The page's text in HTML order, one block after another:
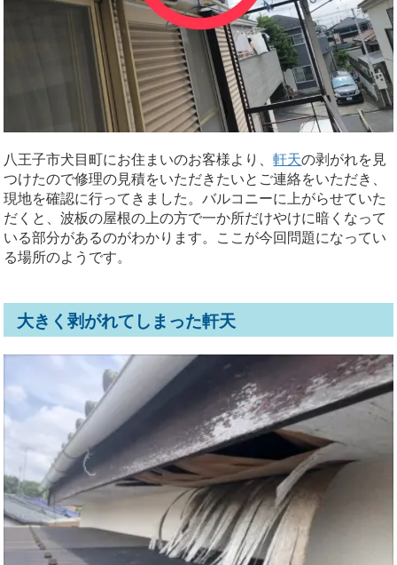
八王子市犬目町にお住まいのお客様より、軒天の剥がれを見
つけたので修理の見積をいただきたいとご連絡をいただき、
現地を確認に行ってきました。バルコニーに上がらせていた
だくと、波板の屋根の上の方で一か所だけやけに暗くなって
いる部分があるのがわかります。ここが今回問題になってい
る場所のようです。
大きく剥がれてしまった軒天